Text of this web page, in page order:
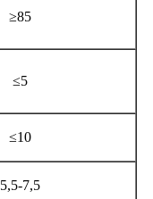
≥85
≤5
≤10
5,5-7,5